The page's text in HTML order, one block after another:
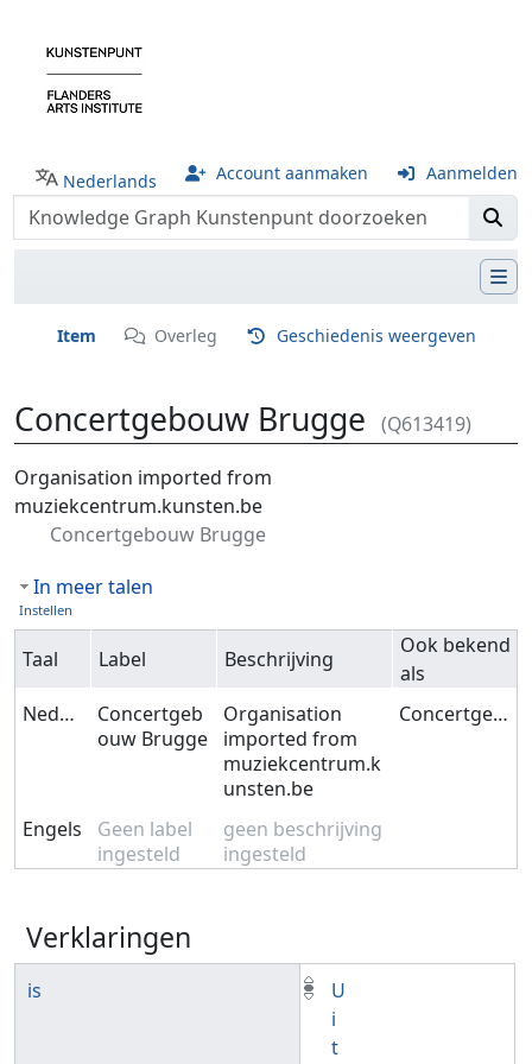
Nederlands Account aanmaken Aanmelden
Item Overleg Geschiedenis weergeven
Concertgebouw Brugge (Q613419)
Ga naar:navigatie,zoeken
Organisation imported from
muziekcentrum.kunsten.be
Concertgebouw Brugge
In meer talen
Instellen
Taal Label Beschrijving
Ook bekend
als
Nederlands
Concertgeb
ouw Brugge
Organisation
imported from
muziekcentrum.k
unsten.be
Concertgebouw Brugge
Engels
Geen label
ingesteld
geen beschrijving
ingesteld
Verklaringen
is
U
i
t